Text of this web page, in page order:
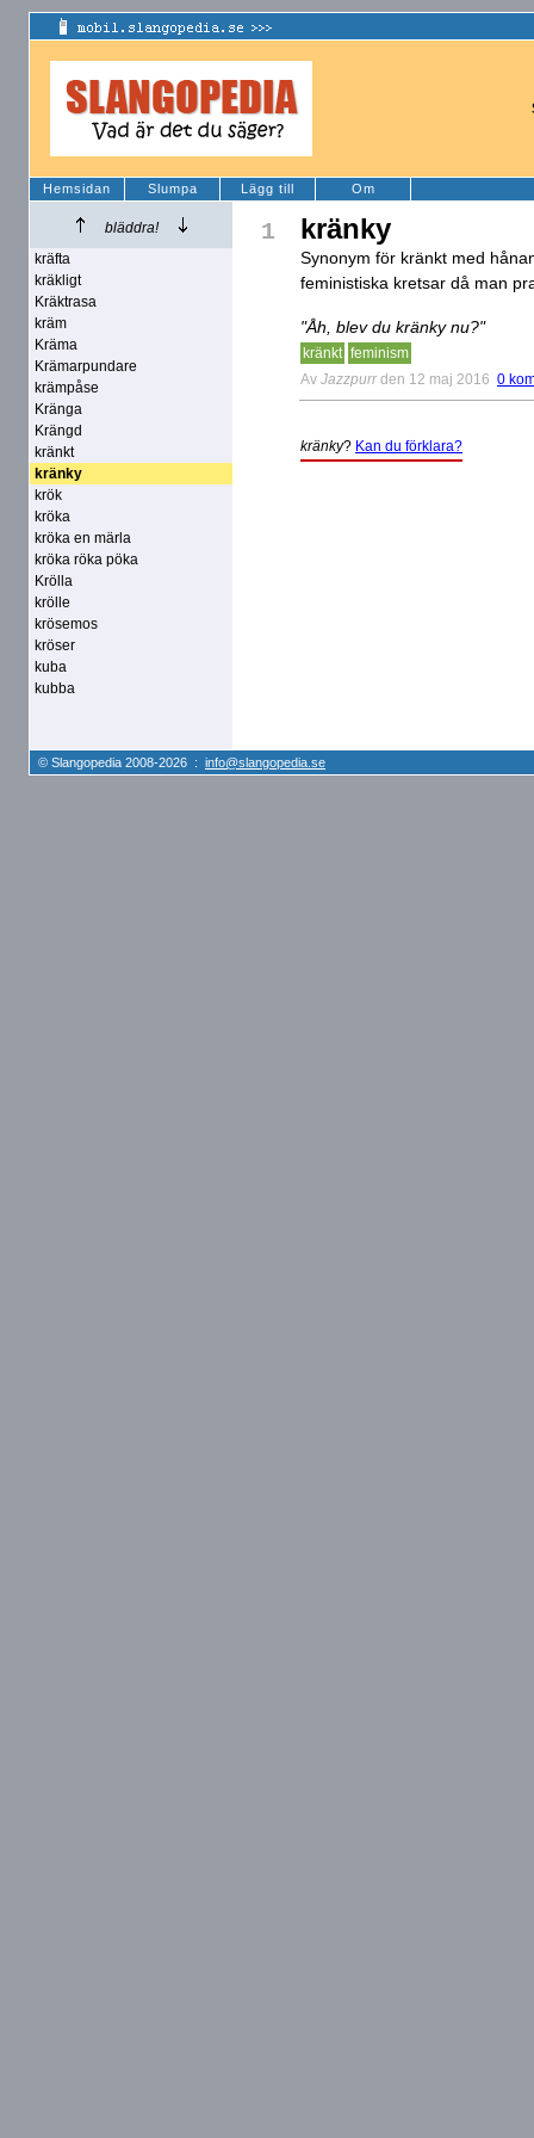
Hemsidan Slumpa Lägg till Om
bläddra!
kräfta
kräkligt
Kräktrasa
kräm
Kräma
Krämarpundare
krämpåse
Kränga
Krängd
kränkt
kränky
krök
kröka
kröka en märla
kröka röka pöka
Krölla
krölle
krösemos
kröser
kuba
kubba
1 kränky
Synonym för kränkt med
feministiska kretsar då man
"Åh, blev du kränky nu?"
kränkt feminism
Av Jazzpurr den 12 maj 2016 0
kränky? Kan du förklara?
© Slangopedia 2008-2026 : info@slangopedia.se